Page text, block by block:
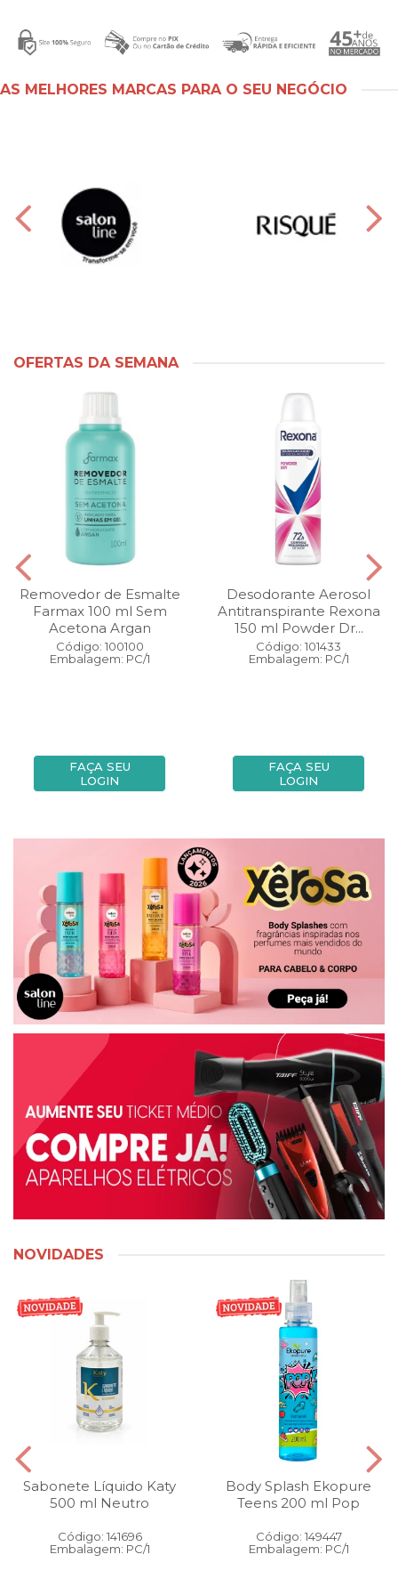
AS MELHORES MARCAS PARA O SEU NEGÓCIO
OFERTAS DA SEMANA
Removedor de Esmalte
Farmax 100 ml Sem
Acetona Argan
Código: 100100
Embalagem: PC/1
FAÇA SEU
LOGIN
Desodorante Aerosol
Antitranspirante Rexona
150 ml Powder Dr...
Código: 101433
Embalagem: PC/1
FAÇA SEU
LOGIN
NOVIDADES
Sabonete Líquido Katy
500 ml Neutro
Código: 141696
Embalagem: PC/1
Body Splash Ekopure
Teens 200 ml Pop
Código: 149447
Embalagem: PC/1